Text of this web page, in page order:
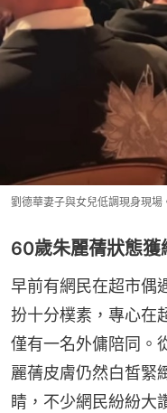
劉德華妻子與女兒低調現身現場
60歲朱麗蒨狀態獲
早前有網民在超市偶
扮十分樸素，專心在
僅有一名外傭陪同。
麗蒨皮膚仍然白皙緊
睛，不少網民紛紛大